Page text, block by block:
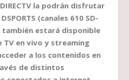
la podrán disfrutar
(canales 610 SD-
también estará disponible
TV en vivo y streaming
a los contenidos en
de distintos